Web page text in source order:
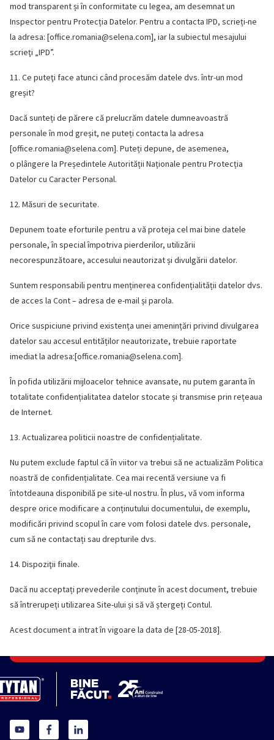
mod transparent și în conformitate cu legea, am desemnat un
Inspector pentru Protecția Datelor. Pentru a contacta IPD, scrieți-ne
la adresa: [office.romania@selena.com], iar la subiectul mesajului
scrieţi „IPD”.
11. Ce puteţi face atunci când procesăm datele dvs. într-un mod
greșit?
Dacă sunteți de părere că prelucrăm datele dumneavoastră
personale în mod greșit, ne puteți contacta la adresa
[office.romania@selena.com]. Puteți depune, de asemenea,
o plângere la Președintele Autorității Naționale pentru Protecția
Datelor cu Caracter Personal.
12. Măsuri de securitate.
Depunem toate eforturile pentru a vă proteja cel mai bine datele
personale, în special împotriva pierderilor, utilizării
necorespunzătoare, accesului neautorizat și divulgării datelor.
Suntem responsabili pentru menținerea confidențialității datelor dvs.
de acces la Cont – adresa de e-mail și parola.
Orice suspiciune privind existența unei amenințări privind divulgarea
datelor sau accesul entităților neautorizate, trebuie raportate
imediat la adresa:[office.romania@selena.com].
În pofida utilizării mijloacelor tehnice avansate, nu putem garanta în
totalitate confidențialitatea datelor stocate și transmise prin rețeaua
de Internet.
13. Actualizarea politicii noastre de confidențialitate.
Nu putem exclude faptul că în viitor va trebui să ne actualizăm Politica
noastră de confidențialitate. Cea mai recentă versiune va fi
întotdeauna disponibilă pe site-ul nostru. În plus, vă vom informa
despre orice modificare a conținutului documentului, de exemplu,
modificări privind scopul în care vom folosi datele dvs. personale,
cum să ne contactați sau drepturile dvs.
14. Dispoziţii finale.
Dacă nu acceptați prevederile conținute în acest document, trebuie
să întrerupeți utilizarea Site-ului și să vă ștergeți Contul.
Acest document a intrat în vigoare la data de [28-05-2018].